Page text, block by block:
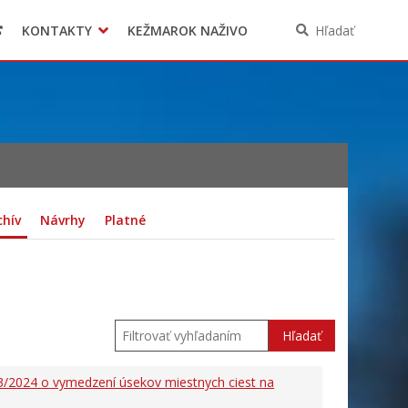
KONTAKTY KEŽMAROK NAŽIVO Hľadať
Návrhy Platné
Hľadať
o vymedzení úsekov miestnych ciest na